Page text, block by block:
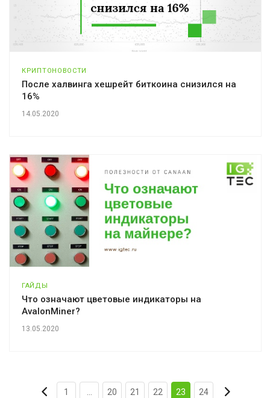
КРИПТОНОВОСТИ
После халвинга хешрейт биткоина снизился на
16%
14.05.2020
ГАЙДЫ
Что означают цветовые индикаторы на
AvalonMiner?
13.05.2020
1 ... 20 21 22 23 24